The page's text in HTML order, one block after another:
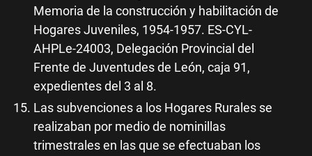
Memoria de la construcción y habilitación de
Hogares Juveniles, 1954-1957. ES-CYL-
AHPLe-24003, Delegación Provincial del
Frente de Juventudes de León, caja 91,
expedientes del 3 al 8.
Las subvenciones a los Hogares Rurales se
realizaban por medio de nominillas
trimestrales en las que se efectuaban los